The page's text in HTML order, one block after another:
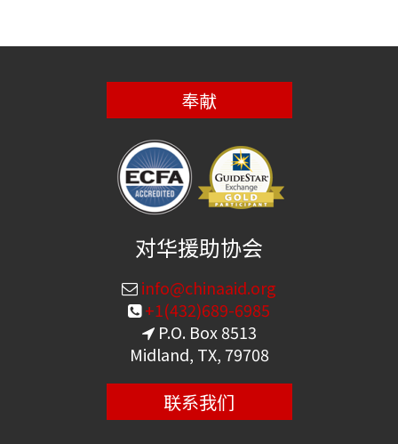
奉献
对华援助协会
info@chinaaid.org
+1(432)689-6985
P.O. Box 8513
Midland, TX, 79708
联系我们